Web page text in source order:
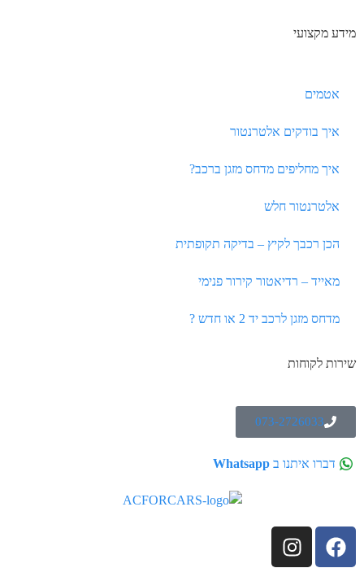
מידע מקצועי
אטמים
איך בודקים אלטרנטור
איך מחליפים מדחס מזגן ברכב?
אלטרנטור חלש
הכן רכבך לקיץ – בדיקה תקופתית
מאייד – רדיאטור קירור פנימי
מדחס מזגן לרכב יד 2 או חדש ?
שירות לקוחות
073-2726033
דברו איתנו בWhatsapp